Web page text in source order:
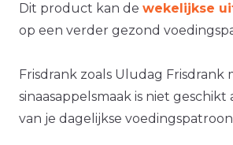
Dit product kan de wekelijkse
op een verder gezond
Frisdrank zoals Uludag Frisdrank
sinaasappelsmaak is niet geschikt
van je dagelijkse